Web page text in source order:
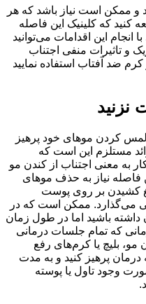
ممکن است نیاز باشد که هر
کنید که کلینیک این فاصله
انجام این اقدامات می‌توانید
و تاثیرات منفی اجتناب
ضد آفتاب استفاده نمایید
کردن موهای خود پرهیز
مستلزم این است که
به معنی اجتناب از کندن مو
فاصله نیاز به حذف موهای
کشیدن بر روی پوست
می‌گذارد. ممکن است که در
داشته باشید اما در طول زمان
که تمام جلسات درمانی
مو، ‌بلیچ یا کرم‌های رفع
درمان پرهیز کنید و به مدت
وجود تاول یا پوسته